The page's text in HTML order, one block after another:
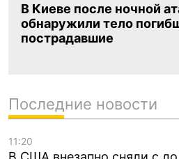
В Киеве после ночной
обнаружили тело
пострадавшие
Последние новости
11:20